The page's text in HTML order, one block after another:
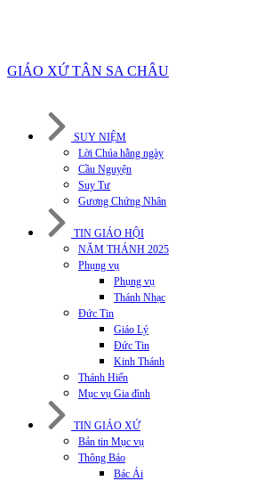
GIÁO XỨ TÂN SA CHÂU
SUY NIỆM
Lời Chúa hằng ngày
Cầu Nguyện
Suy Tư
Gương Chứng Nhân
TIN GIÁO HỘI
NĂM THÁNH 2025
Phụng vụ
Phụng vụ
Thánh Nhạc
Đức Tin
Giáo Lý
Đức Tin
Kinh Thánh
Thánh Hiến
Mục vụ Gia đình
TIN GIÁO XỨ
Bản tin Mục vụ
Thông Báo
Bác Ái